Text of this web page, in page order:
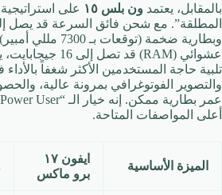
بالمقابل، يعتمد ون بلس ١٥
على
المطلقة”. مع شحن فائق السرعة قد يصل
وبطارية ضخمة (توقعات بـ 7300 مللي
عشوائي (RAM) قد تصل إلى
16
تلبية حاجة المستخدمين الأكثر شغفاً بالأداء
والتصوير الفوتوغرافي بمرونة عالية،
أعلى المواصفات المتاحة.
الميزة الأساسية
ايفون ١٧
برو ماكس